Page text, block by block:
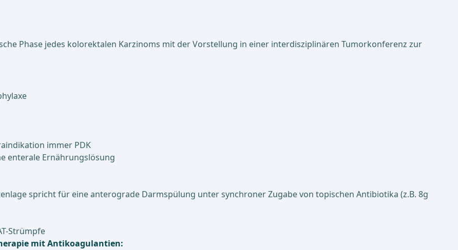
Phase jedes kolorektalen Karzinoms mit der Vorstellung in einer interdisziplinären Tumorkonferenz zur
immer PDK
enterale Ernährungslösung
spricht für eine anterograde Darmspülung unter synchroner Zugabe von topischen Antibiotika (z.B. 8g
Strümpfe
mit Antikoagulantien: